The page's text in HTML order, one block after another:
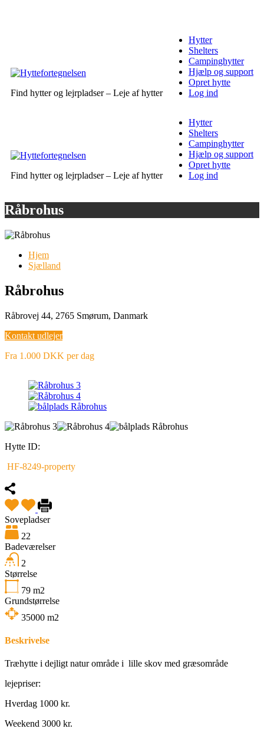
Find hytter og lejrpladser – Leje af hytter
Hytter
Shelters
Campinghytter
Hjælp og support
Opret hytte
Log ind
Find hytter og lejrpladser – Leje af hytter
Hytter
Shelters
Campinghytter
Hjælp og support
Opret hytte
Log ind
Råbrohus
Hjem
Sjælland
Råbrohus
Råbrovej 44, 2765 Smørum, Danmark
Kontakt udlejer
Fra 1.000 DKK per dag
Hytte ID:
HF-8249-property
Sovepladser
22
Badeværelser
2
Størrelse
79 m2
Grundstørrelse
35000 m2
Beskrivelse
Træhytte i dejligt natur område i lille skov med græsområde
lejepriser:
Hverdag 1000 kr.
Weekend 3000 kr.